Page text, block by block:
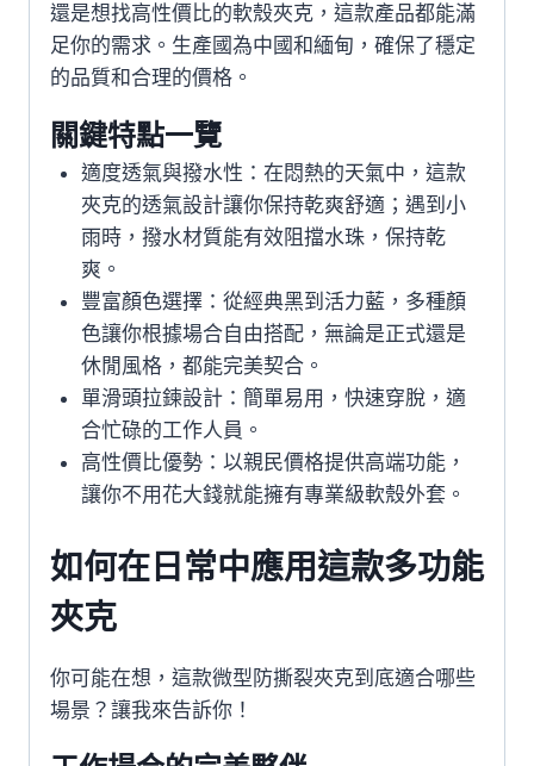
還是想找高性價比的軟殼夾克，這款產品都能滿
足你的需求。生產國為中國和緬甸，確保了穩定
的品質和合理的價格。
關鍵特點一覽
適度透氣與撥水性：在悶熱的天氣中，這款
夾克的透氣設計讓你保持乾爽舒適；遇到小
雨時，撥水材質能有效阻擋水珠，保持乾
爽。
豐富顏色選擇：從經典黑到活力藍，多種顏
色讓你根據場合自由搭配，無論是正式還是
休閒風格，都能完美契合。
單滑頭拉鍊設計：簡單易用，快速穿脫，適
合忙碌的工作人員。
高性價比優勢：以親民價格提供高端功能，
讓你不用花大錢就能擁有專業級軟殼外套。
如何在日常中應用這款多功能
夾克
你可能在想，這款微型防撕裂夾克到底適合哪些
場景？讓我來告訴你！